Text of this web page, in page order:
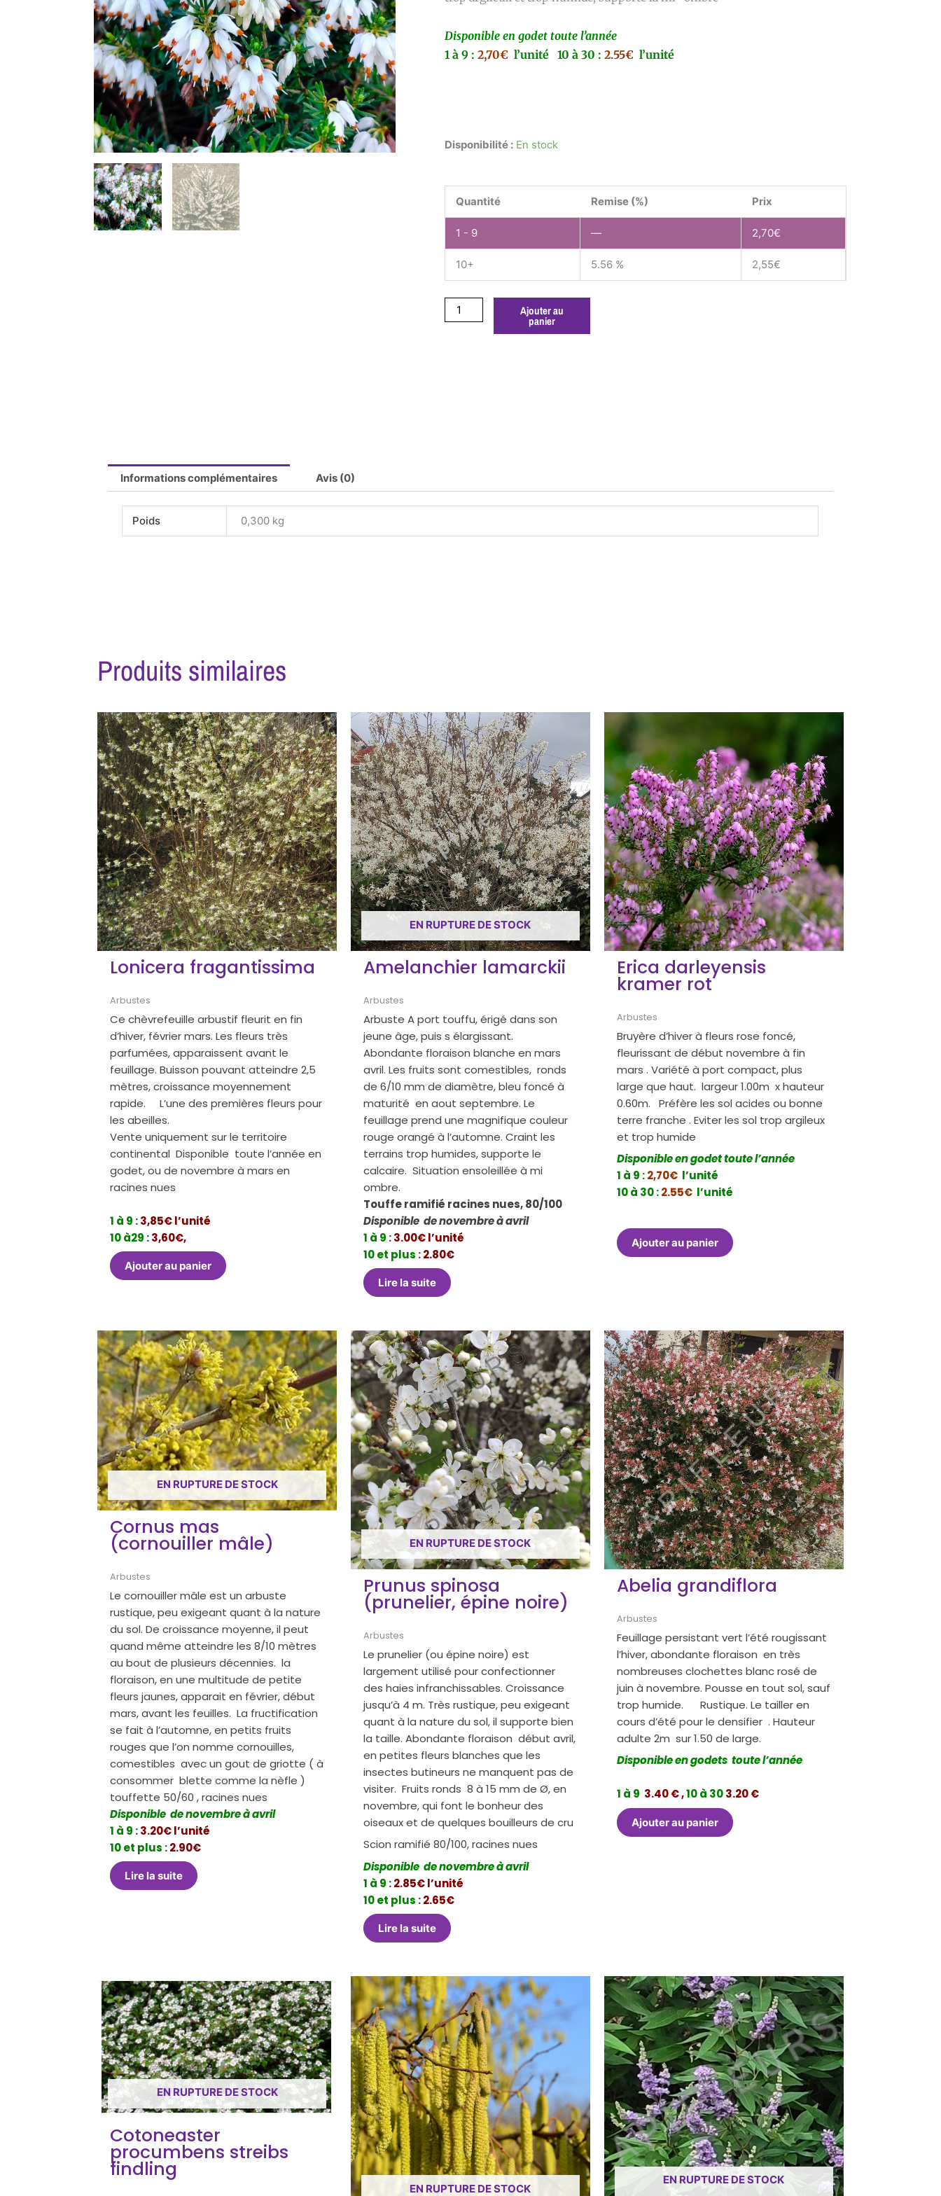
Disponible en godet toute l’année
1 à 9 : 2,70€ l’unité 10 à 30 : 2.55€ l’unité
Disponibilité : En stock
Quantité Remise (%) Prix
1 - 9 — 2,70€
10+ 5.56 % 2,55€
quantité
darleyensis
GODET
Ajouter au
panier
Informations complémentaires Avis (0)
Poids 0,300 kg
Produits similaires
Lonicera fragantissima
Arbustes
Ce chèvrefeuille arbustif fleurit en fin
d’hiver, février mars. Les fleurs très
parfumées, apparaissent avant le
feuillage. Buisson pouvant atteindre 2,5
mètres, croissance moyennement
rapide. L’une des premières fleurs pour
les abeilles.
Vente uniquement sur le territoire
continental Disponible toute l’année en
godet, ou de novembre à mars en
racines nues
1 à 9 :3,85€ l’unité
10 à29 :3,60€,
Ajouter au panier
EN RUPTURE DE STOCK
Amelanchier lamarckii
Arbustes
Arbuste A port touffu, érigé dans son
jeune âge, puis s élargissant.
Abondante floraison blanche en mars
avril. Les fruits sont comestibles, ronds
de 6/10 mm de diamètre, bleu foncé à
maturité en aout septembre. Le
feuillage prend une magnifique couleur
rouge orangé à l’automne. Craint les
terrains trop humides, supporte le
calcaire. Situation ensoleillée à mi
ombre.
Touffe ramifié racines nues, 80/100
Disponible de novembre à avril
1 à 9 :3.00€ l’unité
10 et plus :2.80€
Lire la suite
Erica darleyensis
kramer rot
Arbustes
Bruyère d’hiver à fleurs rose foncé,
fleurissant de début novembre à fin
mars . Variété à port compact, plus
large que haut. largeur 1.00m x hauteur
0.60m. Préfère les sol acides ou bonne
terre franche . Eviter les sol trop argileux
et trop humide
Disponible en godet toute l’année
1 à 9 :2,70€ l’unité
10 à 30 :2.55€ l’unité
Ajouter au panier
EN RUPTURE DE STOCK
Cornus mas
(cornouiller mâle)
Arbustes
Le cornouiller mâle est un arbuste
rustique, peu exigeant quant à la nature
du sol. De croissance moyenne, il peut
quand même atteindre les 8/10 mètres
au bout de plusieurs décennies. la
floraison, en une multitude de petite
fleurs jaunes, apparait en février, début
mars, avant les feuilles. La fructification
se fait à l’automne, en petits fruits
rouges que l’on nomme cornouilles,
comestibles avec un gout de griotte ( à
consommer blette comme la nèfle )
touffette 50/60 , racines nues
Disponible de novembre à avril
1 à 9 :3.20€ l’unité
10 et plus :2.90€
Lire la suite
EN RUPTURE DE STOCK
Prunus spinosa
(prunelier, épine noire)
Arbustes
Le prunelier (ou épine noire) est
largement utilisé pour confectionner
des haies infranchissables. Croissance
jusqu’à 4 m. Très rustique, peu exigeant
quant à la nature du sol, il supporte bien
la taille. Abondante floraison début avril,
en petites fleurs blanches que les
insectes butineurs ne manquent pas de
visiter. Fruits ronds 8 à 15 mm de Ø, en
novembre, qui font le bonheur des
oiseaux et de quelques bouilleurs de cru
Scion ramifié 80/100, racines nues
Disponible de novembre à avril
1 à 9 :2.85€ l’unité
10 et plus :2.65€
Lire la suite
Abelia grandiflora
Arbustes
Feuillage persistant vert l’été rougissant
l’hiver, abondante floraison en très
nombreuses clochettes blanc rosé de
juin à novembre. Pousse en tout sol, sauf
trop humide. Rustique. Le tailler en
cours d’été pour le densifier . Hauteur
adulte 2m sur 1.50 de large.
Disponible en godets toute l’année
1 à 9 3.40 € ,10 à 303.20 €
Ajouter au panier
EN RUPTURE DE STOCK
Cotoneaster
procumbens streibs
findling
EN RUPTURE DE STOCK
EN RUPTURE DE STOCK